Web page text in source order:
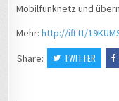
Mobilfunknetz und
Mehr:http://ift.tt/
Share:
TWITTER